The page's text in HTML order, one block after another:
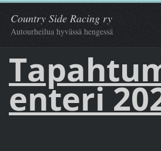
Country Side Racing ry
Autourheilua hyvässä hengessä
enteri